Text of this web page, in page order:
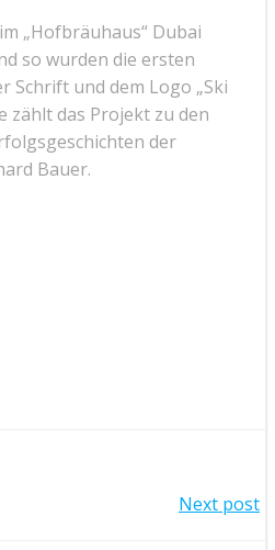
„Hofbräuhaus“ Dubai
so wurden die ersten
Schrift und dem Logo „Ski
zählt das Projekt zu den
der
Bauer.
Next post